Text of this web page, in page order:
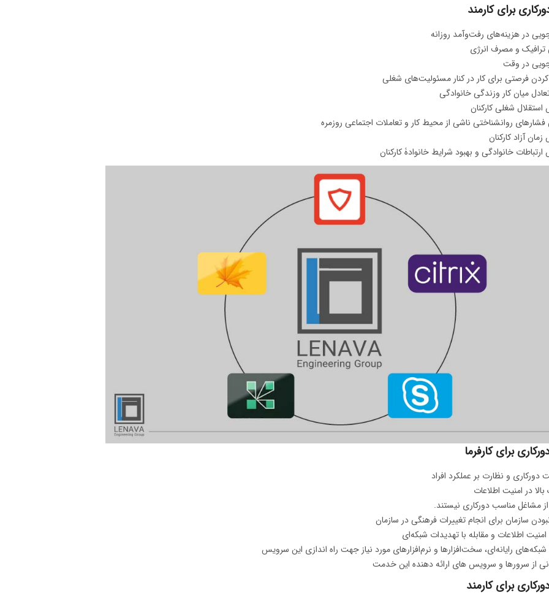
برای کارمند
در هزینه‌های رفت‌وآمد روزانه
و مصرف انرژی
در وقت
فرصتی برای کار در کنار مسئولیت‌های شغلی
میان کار وزندگی خانوادگی
استقلال شغلی کارکنان
روانشناختی ناشی از محیط کار و تعاملات اجتماعی روزمره
زمان آزاد کارکنان
ارتباطات خانوادگی و بهبود شرایط خانوادۀ کارکنان
برای کارفرما
دورکاری و نظارت بر عملکرد افراد
در امنیت اطلاعات
مشاغل مناسب دورکاری نیستند.
سازمان برای انجام تغییرات فرهنگی در سازمان
امنیت اطلاعات و مقابله با تهدیدات شبکه‌ای
شبکه‌های رایانه‌ای، سخت‌افزارها و نرم‌افزارهای مورد نیاز جهت راه اندازی این سرویس
از سرورها و سرویس های ارائه دهنده این خدمت
برای کارمند